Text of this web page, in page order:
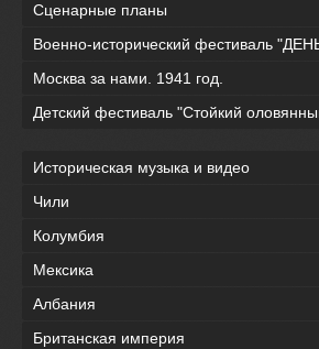
Сценарные планы
Военно-исторический фестиваль
Москва за нами. 1941 год.
Детский фестиваль "Стойкий
Историческая музыка и видео
Чили
Колумбия
Мексика
Албания
Британская империя